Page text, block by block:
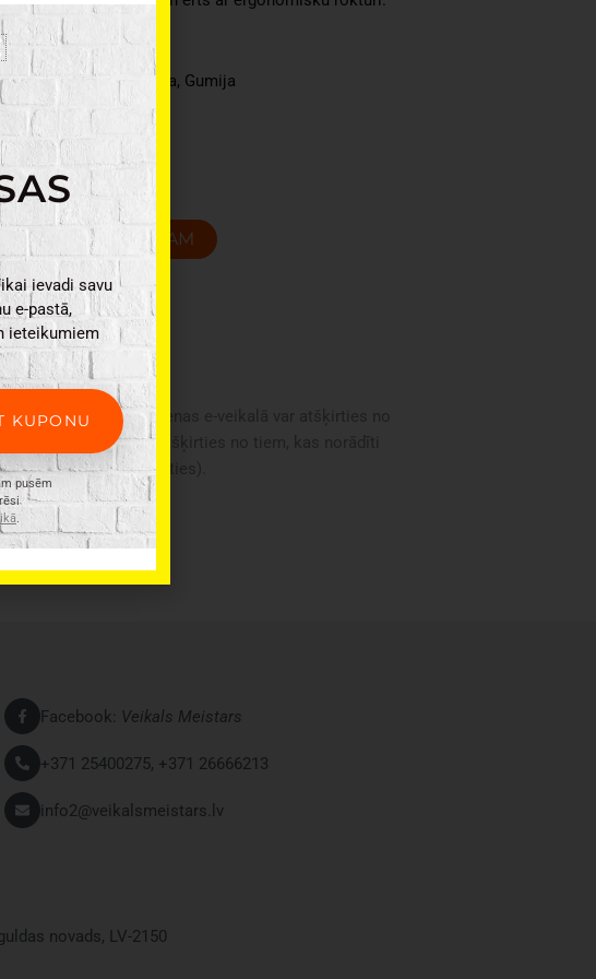
Hogert
Tērauds, Plastmasa, Gumija
Sarkana
0,010kg
2 x 14 x 2cm
PIEVIENOT GROZAM
īpašības. Produktu cenas e-veikalā var atšķirties no
nosacījumi var atšķirties no tiem, kas norādīti
informēts nekavējoties).
Facebook: Veikals Meistars
+371 25400275, +371 26666213
info2@veikalsmeistars.lv
novads, LV-2150
ievadi savu
e-pastā,
ieteikumiem
KUPONU
pusēm